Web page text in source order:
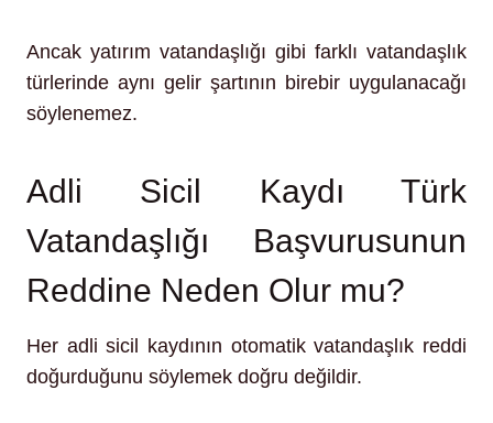
Ancak yatırım vatandaşlığı gibi farklı vatandaşlık
türlerinde aynı gelir şartının birebir uygulanacağı
söylenemez.
Adli Sicil Kaydı Türk
Vatandaşlığı Başvurusunun
Reddine Neden Olur mu?
Her adli sicil kaydının otomatik vatandaşlık reddi
doğurduğunu söylemek doğru değildir.